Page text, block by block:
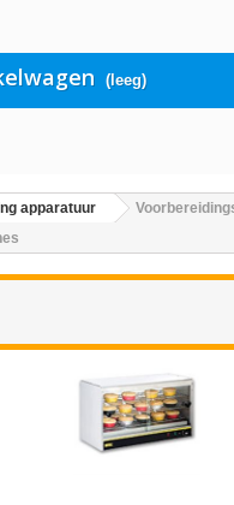
(leeg)
apparatuur